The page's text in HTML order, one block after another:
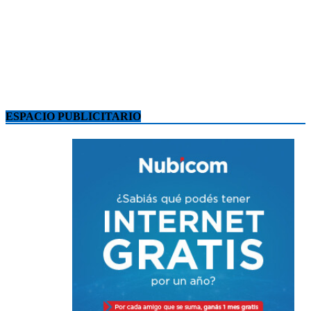
ESPACIO PUBLICITARIO